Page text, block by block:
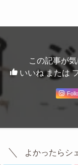
この記事が
いいね または
よかったらシ